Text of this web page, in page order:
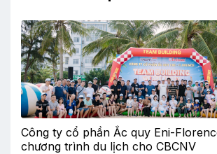
Công ty cổ phần Ắc quy Eni-
chương trình du lịch cho CBCNV